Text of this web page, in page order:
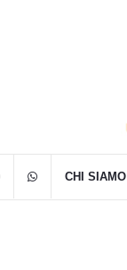
CHI SIAMO